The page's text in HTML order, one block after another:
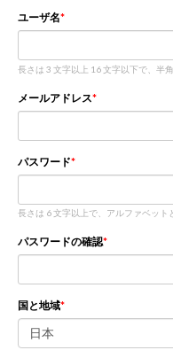
ユーザ名
長さは 3 文字以上 16 文字以下で、半
メールアドレス
パスワード
長さは 6 文字以上で、アルファベット
パスワードの確認
国と地域
日本